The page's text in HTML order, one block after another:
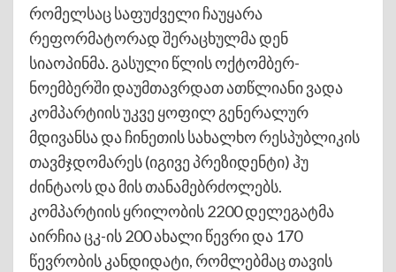
რომელსაც საფუძველი ჩაუყარა
რეფორმატორად შერაცხულმა დენ
სიაოპინმა. გასული წლის ოქტომბერ-
ნოემბერში დაუმთავრდათ ათწლიანი ვადა
კომპარტიის უკვე ყოფილ გენერალურ
მდივანსა და ჩინეთის სახალხო რესპუბლიკის
თავმჯდომარეს (იგივე პრეზიდენტი) ჰუ
ძინტაოს და მის თანამებრძოლებს.
კომპარტიის ყრილობის 2200 დელეგატმა
აირჩია ცკ-ის 200 ახალი წევრი და 170
წევრობის კანდიდატი, რომლებმაც თავის